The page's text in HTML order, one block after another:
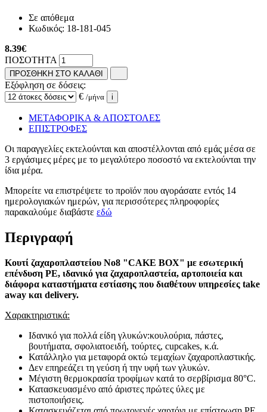
Σε απόθεμα
Κωδικός: 18-181-045
8.39€
ΠΟΣΟΤΗΤΑ
ΠΡΟΣΘΗΚΗ ΣΤΟ ΚΑΛΑΘΙ
Εξόφληση σε δόσεις:
€ /μήνα i
ΜΕΤΑΦΟΡΙΚΑ & ΑΠΟΣΤΟΛΕΣ
ΕΠΙΣΤΡΟΦΕΣ
Οι παραγγελίες εκτελούνται και αποστέλλονται από εμάς μέσα σε
3 εργάσιμες μέρες με το μεγαλύτερο ποσοστό να εκτελούνται την
ίδια μέρα.
Μπορείτε να επιστρέψετε το προϊόν που αγοράσατε εντός 14
ημερολογιακών ημερών, για περισσότερες πληροφορίες
παρακαλούμε διαβάστε εδώ
Περιγραφή
Κουτί ζαχαροπλαστείου No8 "CAKE BOX" με εσωτερική
επένδυση PE, ιδανικό για ζαχαροπλαστεία, αρτοποιεία και
διάφορα καταστήματα εστίασης που διαθέτουν υπηρεσίες take
away και delivery.
Χαρακτηριστικά:
Ιδανικό για πολλά είδη γλυκών:κουλούρια, πάστες,
βουτήματα, σφολιατοειδή, τούρτες, cupcakes, κ.ά.
Κατάλληλο για μεταφορά οκτώ τεμαχίων ζαχαροπλαστικής.
Δεν επηρεάζει τη γεύση ή την υφή των γλυκών.
Μέγιστη θερμοκρασία τροφίμων κατά το σερβίρισμα 80°C.
Κατασκευασμένο από άριστες πρώτες ύλες με
πιστοποιήσεις.